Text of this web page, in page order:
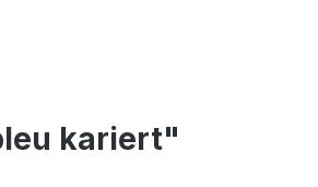
kariert"